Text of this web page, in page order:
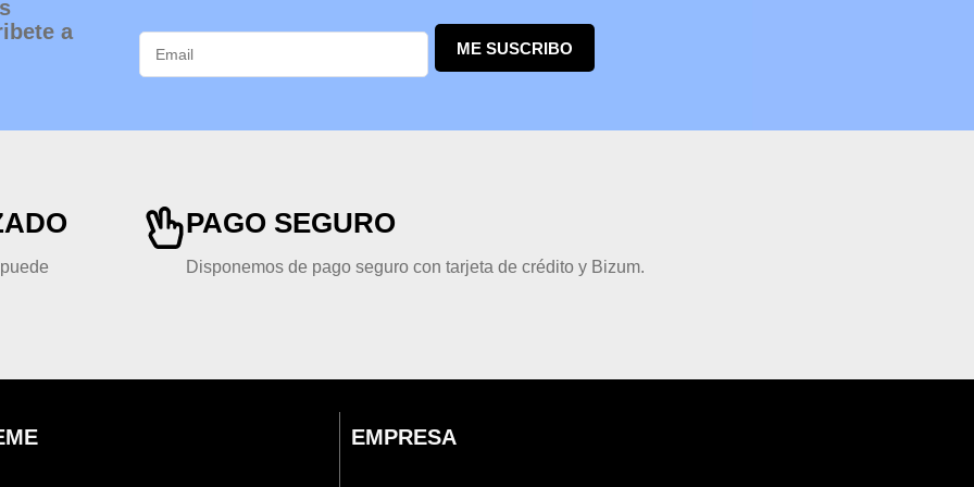
a
ME SUSCRIBO
PAGO SEGURO
Disponemos de pago seguro con tarjeta de crédito y Bizum.
EMPRESA